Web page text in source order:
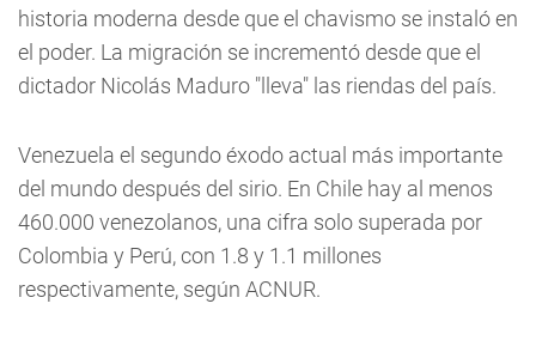
historia moderna desde que el chavismo se instaló en
el poder. La migración se incrementó desde que el
dictador Nicolás Maduro "lleva" las riendas del país.
Venezuela el segundo éxodo actual más importante
del mundo después del sirio. En Chile hay al menos
460.000 venezolanos, una cifra solo superada por
Colombia y Perú, con 1.8 y 1.1 millones
respectivamente, según ACNUR.